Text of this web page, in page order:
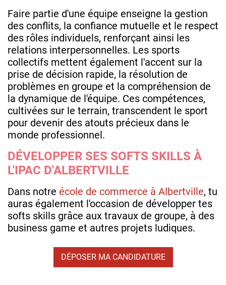
Faire partie d'une équipe enseigne la gestion
des conflits, la confiance mutuelle et le respect
des rôles individuels, renforçant ainsi les
relations interpersonnelles. Les sports
collectifs mettent également l'accent sur la
prise de décision rapide, la résolution de
problèmes en groupe et la compréhension de
la dynamique de l'équipe. Ces compétences,
cultivées sur le terrain, transcendent le sport
pour devenir des atouts précieux dans le
monde professionnel.
DÉVELOPPER SES SOFTS SKILLS À
L'IPAC D'ALBERTVILLE
Dans notre école de commerce à Albertville, tu
auras également l'occasion de développer tes
softs skills grâce aux travaux de groupe, à des
business game et autres projets ludiques.
DÉPOSER MA CANDIDATURE